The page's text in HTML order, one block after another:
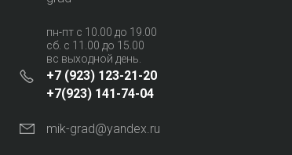
пн-пт с 10.00 до 19.00
сб. с 11.00 до 15.00
вс выходной день.
+7 (923) 123-21-20
+7(923) 141-74-04
mik-grad@yandex.ru